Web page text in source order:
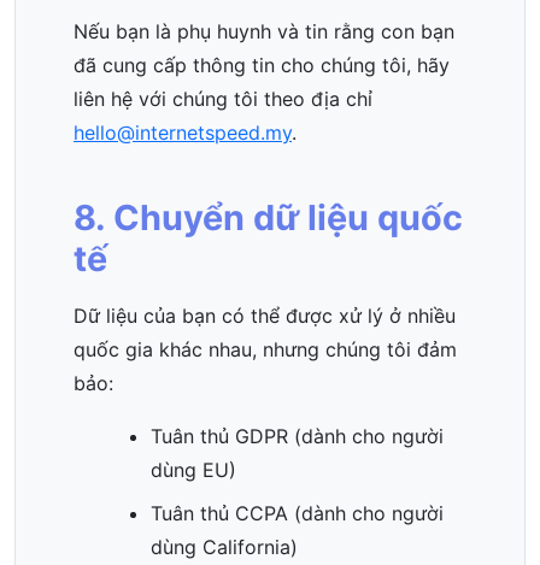
Nếu bạn là phụ huynh và tin rằng con bạn
đã cung cấp thông tin cho chúng tôi, hãy
liên hệ với chúng tôi theo địa chỉ
hello@internetspeed.my.
8. Chuyển dữ liệu quốc
tế
Dữ liệu của bạn có thể được xử lý ở nhiều
quốc gia khác nhau, nhưng chúng tôi đảm
bảo:
Tuân thủ GDPR (dành cho người
dùng EU)
Tuân thủ CCPA (dành cho người
dùng California)